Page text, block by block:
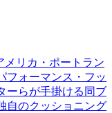
メリカ・ポートラン
フォーマンス・フッ
ーらが手掛ける同ブ
自のクッショニング